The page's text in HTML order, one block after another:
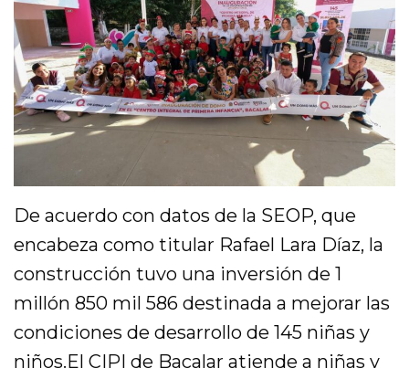
De acuerdo con datos de la SEOP, que
encabeza como titular Rafael Lara Díaz, la
construcción tuvo una inversión de 1
millón 850 mil 586 destinada a mejorar las
condiciones de desarrollo de 145 niñas y
niños.El CIPI de Bacalar atiende a niñas y